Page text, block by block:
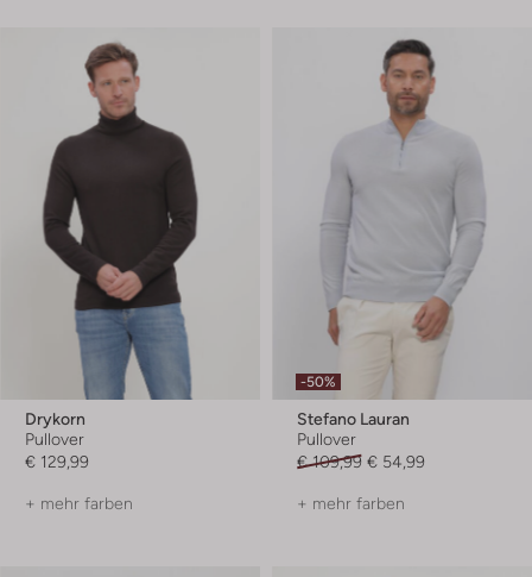
Drykorn
Pullover
€ 129,99
+ mehr farben
-50%
Stefano Lauran
Pullover
€ 109,99 € 54,99
+ mehr farben